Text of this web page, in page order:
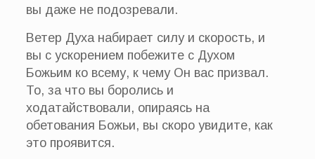
вы даже не подозревали.
Ветер Духа набирает силу и скорость, и
вы с ускорением побежите с Духом
Божьим ко всему, к чему Он вас призвал.
То, за что вы боролись и
ходатайствовали, опираясь на
обетования Божьи, вы скоро увидите, как
это проявится.